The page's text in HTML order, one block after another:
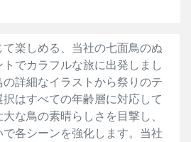
楽しめる、当社の七面鳥のぬ
でカラフルな旅に出発しまし
の詳細なイラストから祭りのテ
はすべての年齢層に対応して
な鳥の素晴らしさを目撃し、
各シーンを強化します。当社